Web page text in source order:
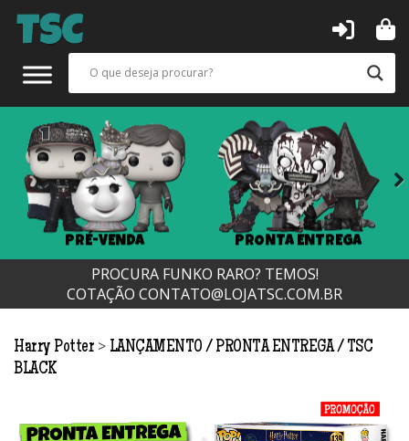
PRÉ-VENDA PRONTA ENTREGA
Next
PROCURA FUNKO RARO? TEMOS!
COTAÇÃO CONTATO@LOJATSC.COM.BR
Harry Potter > LANÇAMENTO PRONTA ENTREGA
TSC
BLACK